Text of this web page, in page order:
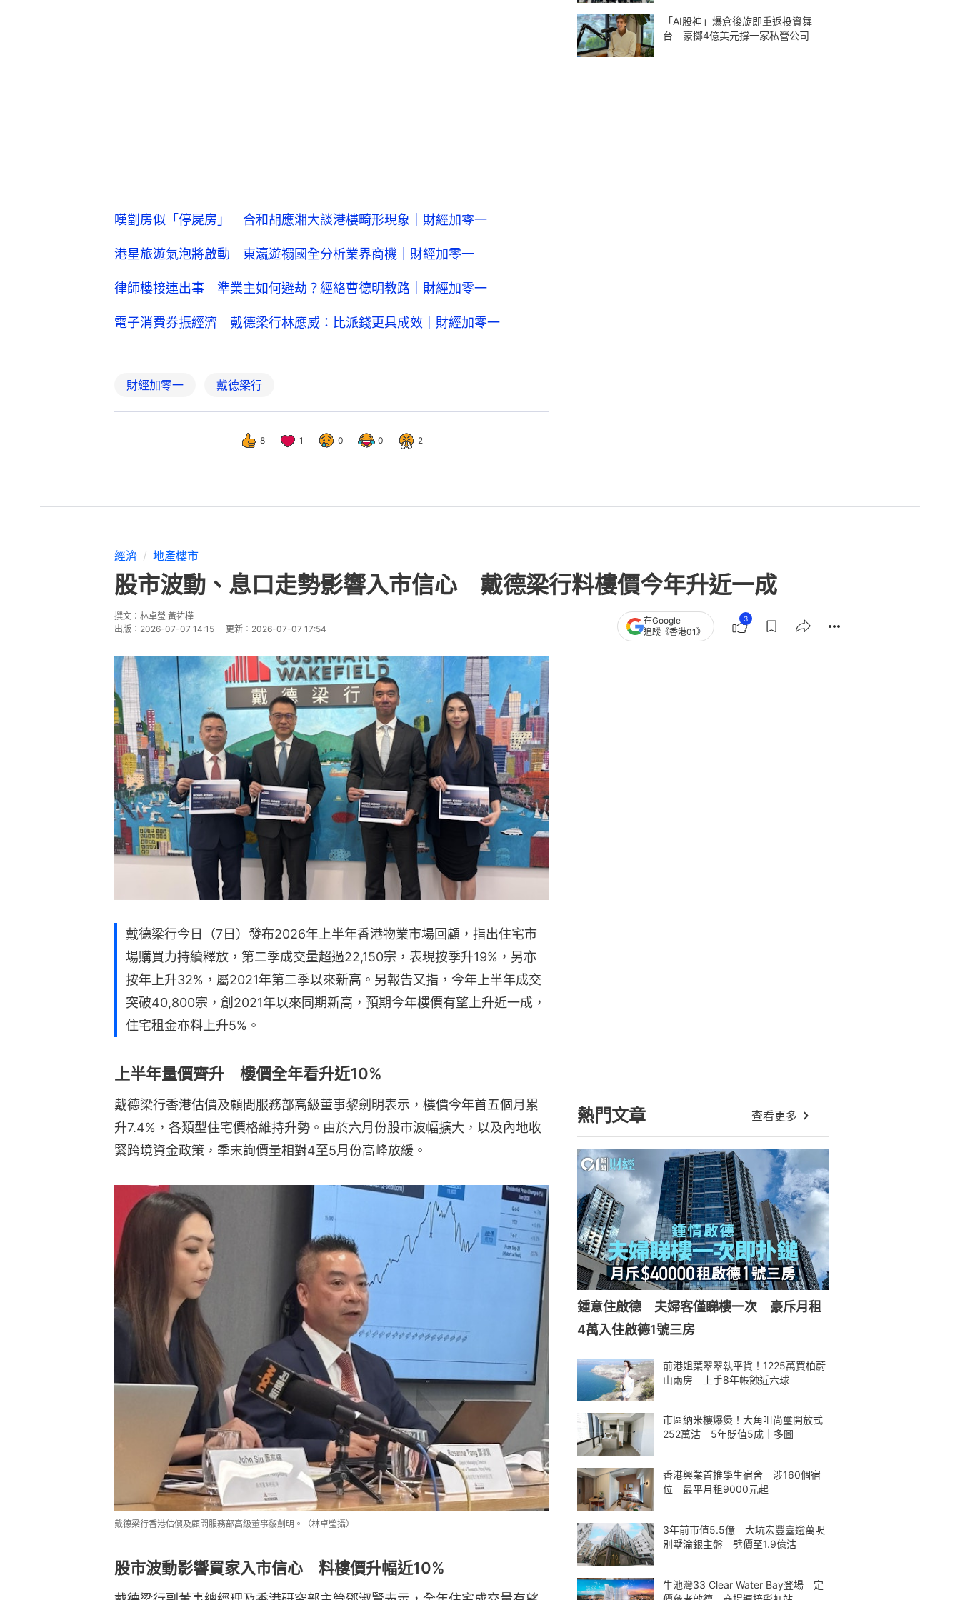
嘆劏房似「停屍房」 合和胡應湘大談港樓畸形現象｜財經加零一
港星旅遊氣泡將啟動 東瀛遊禤國全分析業界商機｜財經加零一
律師樓接連出事 準業主如何避劫？經絡曹德明教路｜財經加零一
電子消費券振經濟 戴德梁行林應威：比派錢更具成效｜財經加零一
財經加零一 戴德梁行
8 1 0 0 2
「AI股神」爆倉後旋即重返投資舞
台 豪擲4億美元撐一家私營公司
經濟 地產樓市
股市波動、息口走勢影響入市信心 戴德梁行料樓價今年升近一成
撰文： 林卓瑩 黃祐樺
出版： 2026-07-07 14:15 更新： 2026-07-07 17:54
在Google
追蹤《香港01》
3
戴德梁行今日（7日）發布2026年上半年香港物業市場回顧，指出住宅市
場購買力持續釋放，第二季成交量超過22,150宗，表現按季升19%，另亦
按年上升32%，屬2021年第二季以來新高。另報告又指，今年上半年成交
突破40,800宗，創2021年以來同期新高，預期今年樓價有望上升近一成，
住宅租金亦料上升5%。
上半年量價齊升 樓價全年看升近10%
戴德梁行香港估價及顧問服務部高級董事黎劍明表示，樓價今年首五個月累
升7.4%，各類型住宅價格維持升勢。由於六月份股市波幅擴大，以及內地收
緊跨境資金政策，季末詢價量相對4至5月份高峰放緩。
戴德梁行香港估價及顧問服務部高級董事黎劍明。（林卓瑩攝）
股市波動影響買家入市信心 料樓價升幅近10%
熱門文章 查看更多
鍾意住啟德 夫婦客僅睇樓一次 豪斥月租
4萬入住啟德1號三房
前港姐葉翠翠執平貨！1225萬買柏蔚
山兩房 上手8年帳蝕近六球
市區納米樓爆煲！大角咀尚璽開放式
252萬沽 5年貶值5成｜多圖
香港興業首推學生宿舍 涉160個宿
位 最平月租9000元起
3年前市值5.5億 大坑宏豐臺逾萬呎
別墅淪銀主盤 劈價至1.9億沽
牛池灣33 Clear Water Bay登場 定